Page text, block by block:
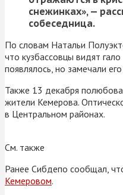
снежинках», —
собеседница.
По словам Натальи
что кузбассовцы видят
появлялось, но замечали
Также 13 декабря
жители Кемерова.
в Центральном районах.
См. также
Ранее Сибдепо сообщал,
Кемеровом.